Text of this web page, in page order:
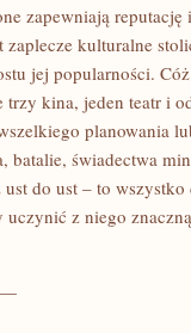
zapewniają
zaplecze kulturalne
jej popularności.
kina, jeden teatr i
planowania
batalie, świadectwa
do ust – to
z niego